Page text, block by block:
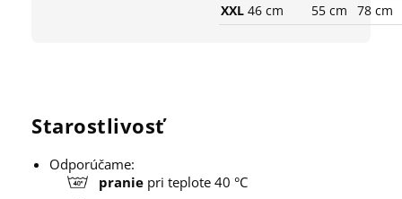
XXL 46 cm 55 cm 78 cm
Starostlivosť
Odporúčame:
pranie pri teplote 40 °C